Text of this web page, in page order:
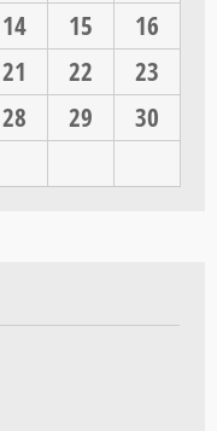
14 15
16
21 22
23
28 29
30